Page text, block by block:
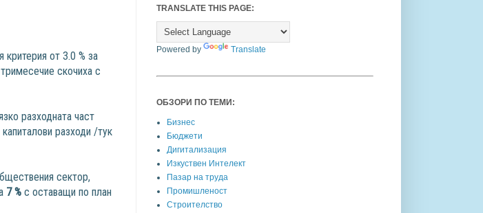
от 3.0 % за
скочиха с
разходната част
разходи /тук
сектор,
7 %с оставащи по план
TRANSLATE THIS PAGE:
Powered by Translate
ОБЗОРИ ПО ТЕМИ:
Бизнес
Бюджети
Дигитализация
Изкуствен Интелект
Пазар на труда
Промишленост
Строителство